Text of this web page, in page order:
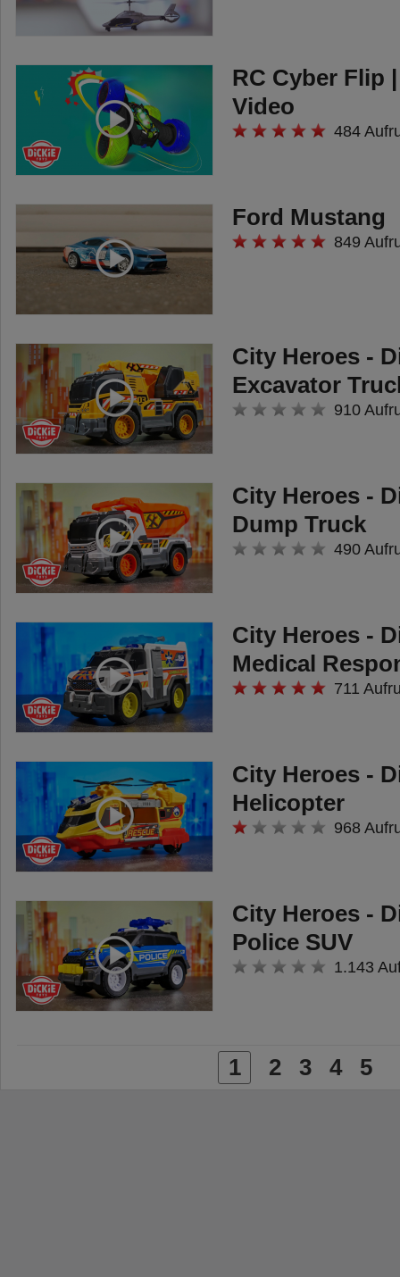
RC Cyber Flip
Video
484
Ford Mustang
849
City Heroes -
Excavator
910
City Heroes -
Dump Truck
490
City Heroes -
Medical
711
City Heroes -
Helicopter
968
City Heroes -
Police SUV
1.143
1 2 3 4 5